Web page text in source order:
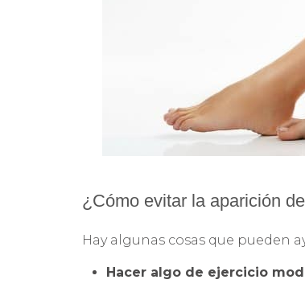
¿Cómo evitar la aparición
Hay algunas cosas que pueden
Hacer algo de ejercicio